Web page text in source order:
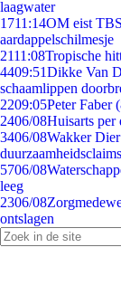
laagwater
1711:14OM eist
aardappelschilmesje
2111:08Tropische
4409:51Dikke Van
schaamlippen
2209:05Peter Faber
2406/08Huisarts per
3406/08Wakker
duurzaamheidsclaims
5706/08
leeg
2306/08
ontslagen